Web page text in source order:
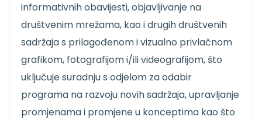
informativnih obavijesti, objavljivanje na
društvenim mrežama, kao i drugih društvenih
sadržaja s prilagođenom i vizualno privlačnom
grafikom, fotografijom i/ili videografijom, što
uključuje suradnju s odjelom za odabir
programa na razvoju novih sadržaja, upravljanje
promjenama i promjene u konceptima kao što